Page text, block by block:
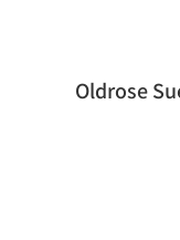
Oldrose